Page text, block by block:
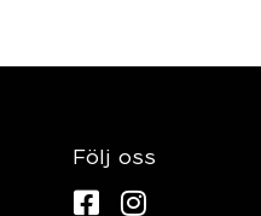
Följ oss